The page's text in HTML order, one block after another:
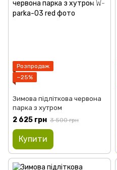
Розпродаж
−25%
Зимова підліткова червона
парка з хутром
2 625 грн 3 500 грн
Купити